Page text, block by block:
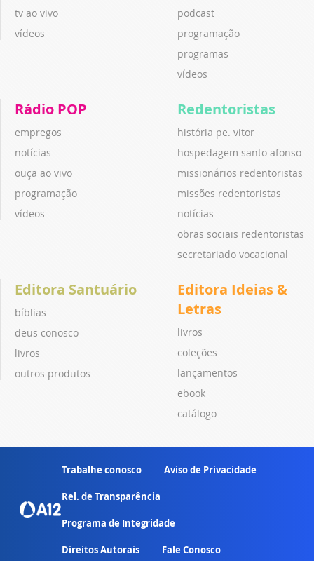
tv ao vivo
vídeos
podcast
programação
programas
vídeos
Rádio POP
empregos
notícias
ouça ao vivo
programação
vídeos
Redentoristas
história pe. vitor
hospedagem santo afonso
missionários redentoristas
missões redentoristas
notícias
obras sociais redentoristas
secretariado vocacional
Editora Santuário
bíblias
deus conosco
livros
outros produtos
Editora Ideias &
Letras
livros
coleções
lançamentos
ebook
catálogo
Trabalhe conosco Aviso de Privacidade
Rel. de Transparência
Programa de Integridade
Direitos Autorais Fale Conosco